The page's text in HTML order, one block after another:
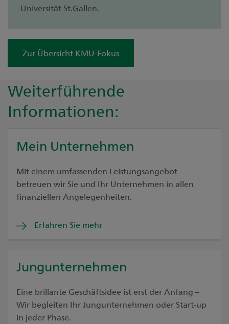
Universität St.Gallen.
Zur Übersicht KMU-Fokus
Weiterführende
Informationen:
Mein Unternehmen
Mit einem umfassenden Leistungsangebot
betreuen wir Sie und Ihr Unternehmen in allen
finanziellen Angelegenheiten.
Erfahren Sie mehr
Jungunternehmen
Eine brillante Geschäftsidee ist erst der Anfang –
Wir begleiten Ihr Jungunternehmen oder Start-up
in jeder Phase.